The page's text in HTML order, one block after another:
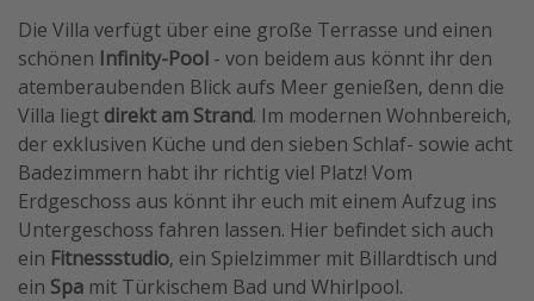
Silvesterreisen
Last Minute Urlaub Mallorca
Last Minute Urlaub Deutschland
Die Villa verfügt über eine große Terrasse und einen
schönen Infinity-Pool - von beidem aus könnt ihr den
atemberaubenden Blick aufs Meer genießen, denn die
Villa liegt direkt am Strand. Im modernen Wohnbereich,
der exklusiven Küche und den sieben Schlaf- sowie acht
Badezimmern habt ihr richtig viel Platz! Vom
Erdgeschoss aus könnt ihr euch mit einem Aufzug ins
Untergeschoss fahren lassen. Hier befindet sich auch
ein Fitnessstudio, ein Spielzimmer mit Billardtisch und
ein Spa mit Türkischem Bad und Whirlpool.